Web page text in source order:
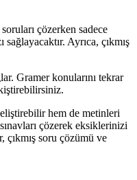
çözerken sadece
Ayrıca, çıkmış
Gramer konularını tekrar
hem de metinleri
çözerek eksiklerinizi
soru çözümü ve